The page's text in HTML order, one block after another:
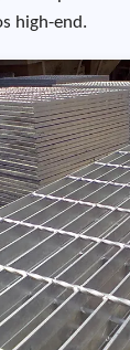
high-end.